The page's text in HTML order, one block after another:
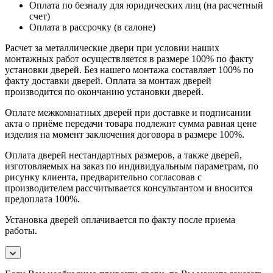
Оплата по безналу для юридических лиц (на расчетный
счет)
Оплата в рассрочку (в салоне)
Расчет за металлические двери при условии наших
монтажных работ осуществляется в размере 100% по факту
установки дверей. Без нашего монтажа составляет 100% по
факту доставки дверей. Оплата за монтаж дверей
производится по окончанию установки дверей.
Оплате межкомнатных дверей при доставке и подписании
акта о приёме передачи товара подлежит сумма равная цене
изделия на момент заключения договора в размере 100%.
Оплата дверей нестандартных размеров, а также дверей,
изготовляемых на заказ по индивидуальным параметрам, по
рисунку клиента, предварительно согласовав с
производителем рассчитывается консультантом и вносится
предоплата 100%.
Установка дверей оплачивается по факту после приема
работы.